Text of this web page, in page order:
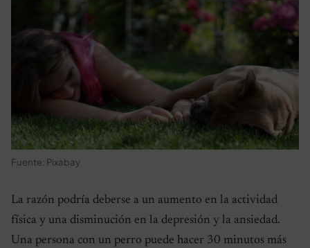
Fuente: Pixabay
La razón podría deberse a un aumento en la actividad
física y una disminución en la depresión y la ansiedad.
Una persona con un perro puede hacer 30 minutos más